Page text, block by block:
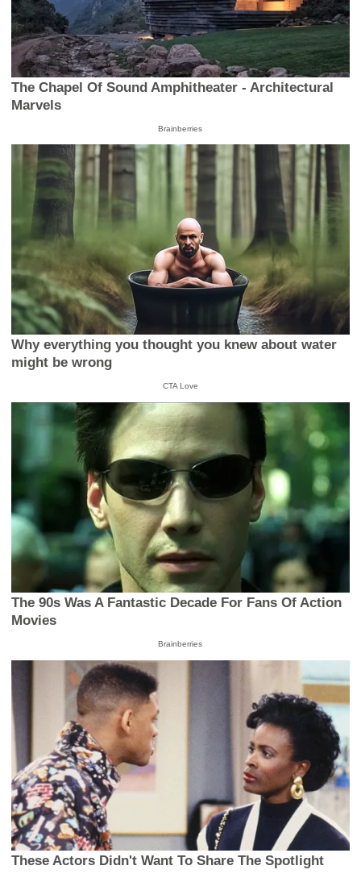
The Chapel Of Sound Amphitheater - Architectural
Marvels
Brainberries
Why everything you thought you knew about water
might be wrong
CTA Love
The 90s Was A Fantastic Decade For Fans Of Action
Movies
Brainberries
These Actors Didn't Want To Share The Spotlight